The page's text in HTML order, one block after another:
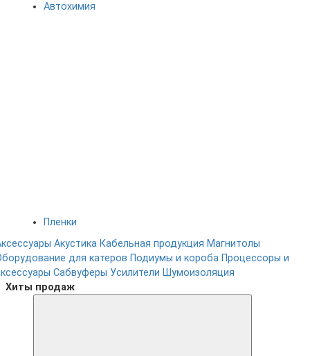
Автохимия
Пленки
Акустика Кабельная продукция Магнитолы
для катеров Подиумы и короба Процессоры и
Сабвуферы Усилители Шумоизоляция
Хиты продаж